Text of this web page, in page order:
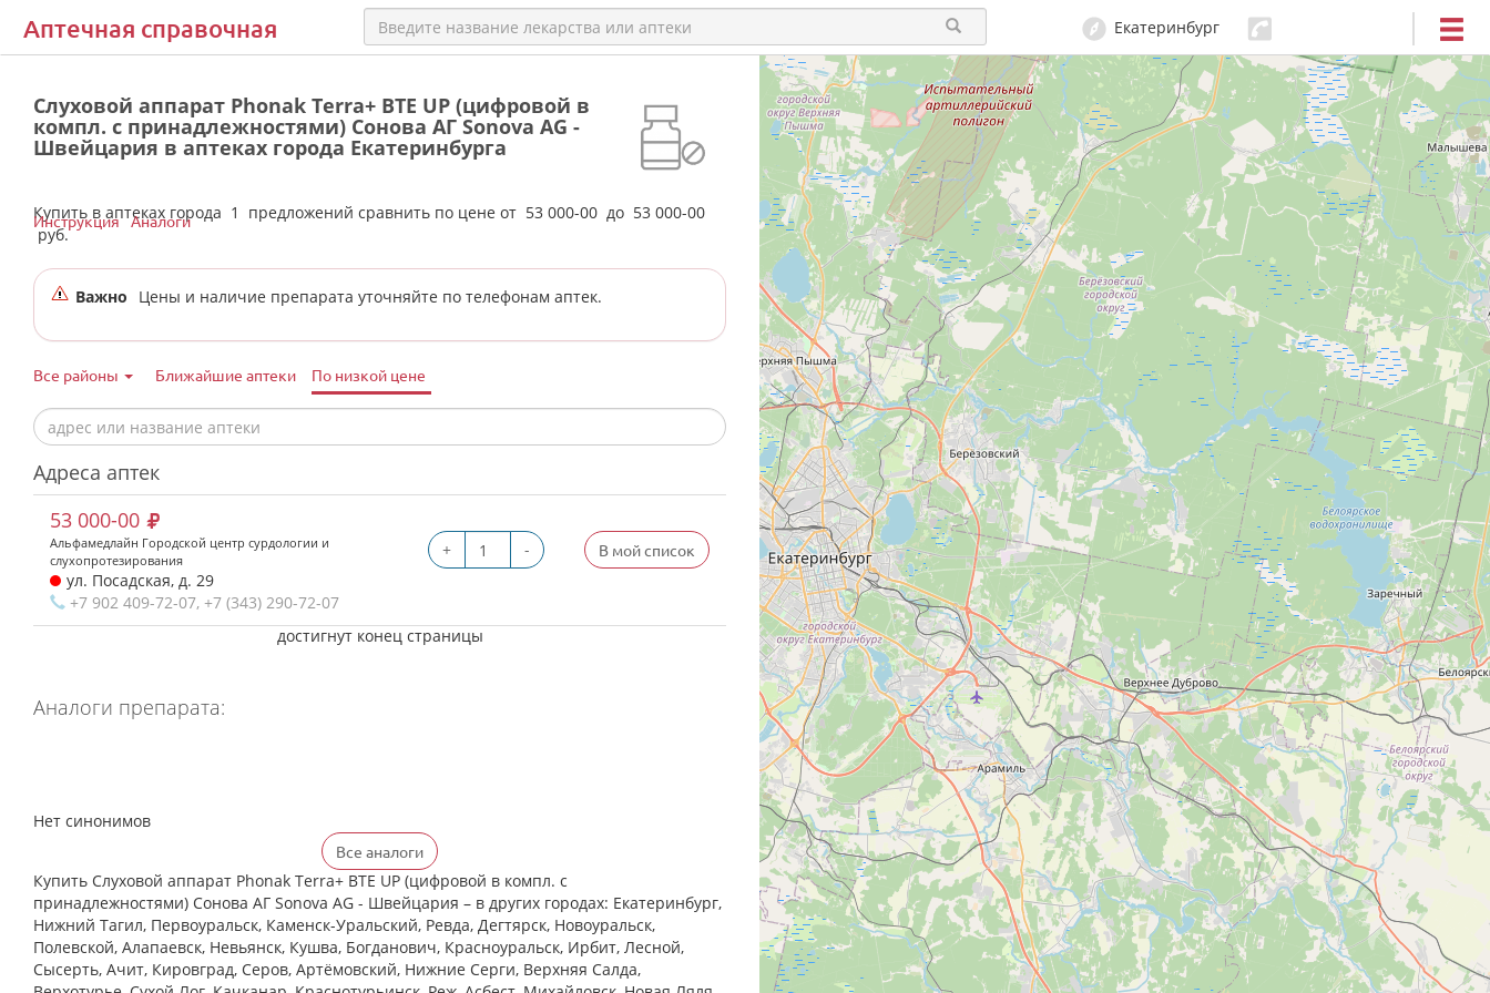
Аптечная справочная Екатеринбург
Слуховой аппарат Phonak Terra+ BTE UP (цифровой в
компл. с принадлежностями) Сонова АГ Sonova AG -
Швейцария в аптеках города Екатеринбурга
Купить в аптеках города 1 предложений сравнить по цене от 53 000-00 до 53 000-00
руб.
Инструкция Аналоги
Важно Цены и наличие препарата уточняйте по телефонам аптек.
Все районы Ближайшие аптеки По низкой цене
Адреса аптек
+ - В мой список
53 000-00
Альфамедлайн Городской центр сурдологии и
слухопротезирования
ул. Посадская, д. 29
+7 902 409-72-07, +7 (343) 290-72-07
достигнут конец страницы
Аналоги препарата:
Нет синонимов
Все аналоги
Купить Слуховой аппарат Phonak Terra+ BTE UP (цифровой в компл. с
принадлежностями) Сонова АГ Sonova AG - Швейцария – в других городах: Екатеринбург,
Нижний Тагил, Первоуральск, Каменск-Уральский, Ревда, Дегтярск, Новоуральск,
Полевской, Алапаевск, Невьянск, Кушва, Богданович, Красноуральск, Ирбит, Лесной,
Сысерть, Ачит, Кировград, Серов, Артёмовский, Нижние Cерги, Верхняя Салда,